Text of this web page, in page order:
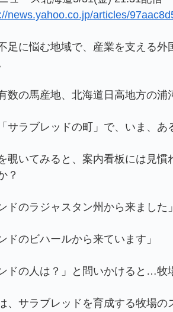
news.yahoo.co.jp/articles/
足に悩む地域で、産業を支える
数の馬産地、北海道日高地方の浦
サラブレッドの町」で、いま、
覗いてみると、案内看板には見
？
ンドのラジャスタン州から来ました
ドのビハールから来ています」
ンドの人は？」と問いかけると…
、サラブレッドを育成する牧場